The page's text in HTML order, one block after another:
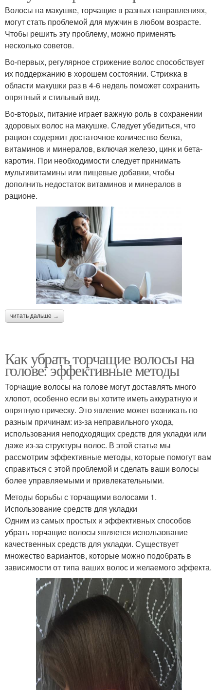
Волосы на макушке, торчащие в разных направлениях,
могут стать проблемой для мужчин в любом возрасте.
Чтобы решить эту проблему, можно применять
несколько советов.
Во-первых, регулярное стрижение волос способствует
их поддержанию в хорошем состоянии. Стрижка в
области макушки раз в 4-6 недель поможет сохранить
опрятный и стильный вид.
Во-вторых, питание играет важную роль в сохранении
здоровых волос на макушке. Следует убедиться, что
рацион содержит достаточное количество белка,
витаминов и минералов, включая железо, цинк и бета-
каротин. При необходимости следует принимать
мультивитамины или пищевые добавки, чтобы
дополнить недостаток витаминов и минералов в
рационе.
читать дальше →
Как убрать торчащие волосы на
голове: эффективные методы
Торчащие волосы на голове могут доставлять много
хлопот, особенно если вы хотите иметь аккуратную и
опрятную прическу. Это явление может возникать по
разным причинам: из-за неправильного ухода,
использования неподходящих средств для укладки или
даже из-за структуры волос. В этой статье мы
рассмотрим эффективные методы, которые помогут вам
справиться с этой проблемой и сделать ваши волосы
более управляемыми и привлекательными.
Методы борьбы с торчащими волосами 1.
Использование средств для укладки
Одним из самых простых и эффективных способов
убрать торчащие волосы является использование
качественных средств для укладки. Существует
множество вариантов, которые можно подобрать в
зависимости от типа ваших волос и желаемого эффекта.